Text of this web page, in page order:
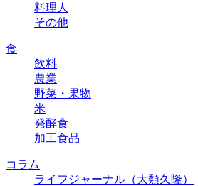
料理人
その他
食
飲料
農業
野菜・果物
米
発酵食
加工食品
コラム
ライフジャーナル（大類久隆）